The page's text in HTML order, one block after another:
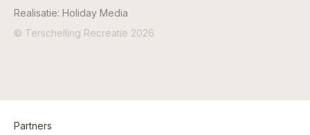
Realisatie: Holiday Media
© Terschelling Recreatie 2026
Partners